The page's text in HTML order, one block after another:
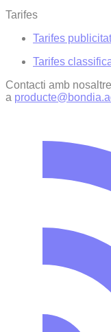
Tarifes
Tarifes publicitat
Tarifes
Contacti amb
a